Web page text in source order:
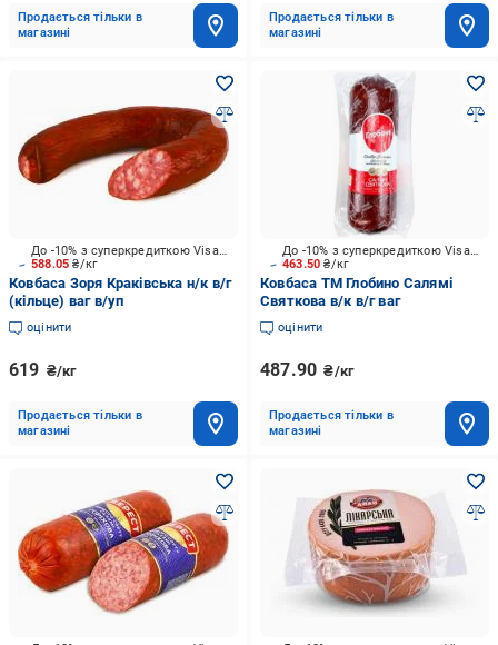
Продається тільки в
магазині
Продається тільки в
магазині
588.05₴/кг
До -10% з суперкредиткою Visa Вигода
Ковбаса Зоря Краківська н/к в/г
(кільце) ваг в/уп
оцінити
619 ₴/кг
Продається тільки в
магазині
463.50₴/кг
До -10% з суперкредиткою Visa Вигода
Ковбаса ТМ Глобино Салямі
Святкова в/к в/г ваг
оцінити
487.90 ₴/кг
Продається тільки в
магазині